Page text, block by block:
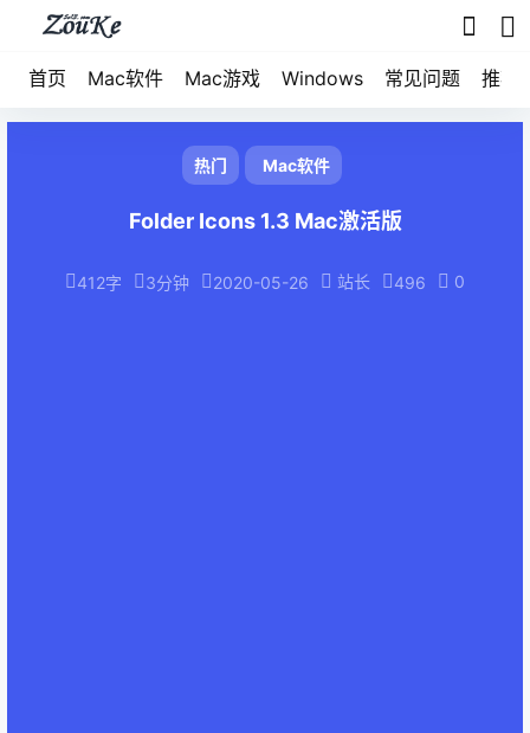
首页 Mac软件 Mac游戏 Windows 常见问题 推荐
热门 Mac软件
Folder Icons 1.3 Mac激活版
412字 3分钟 2020-05-26 站长 496 0